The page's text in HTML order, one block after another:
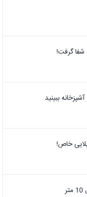
شفا گرفت!
ببینید
خاص!